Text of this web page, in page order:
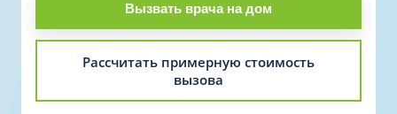
Вызвать врача на дом
Рассчитать примерную стоимость
вызова